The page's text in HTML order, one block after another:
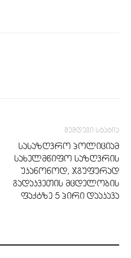
შემდეგი სტატია
სასაზღვრო პოლიციამ
სახელმწიფო საზღვრის
უკანონოდ, ჯგუფურად
გადაკვეთის მცდელობის
ფაქტზე 5 პირი დააკავა